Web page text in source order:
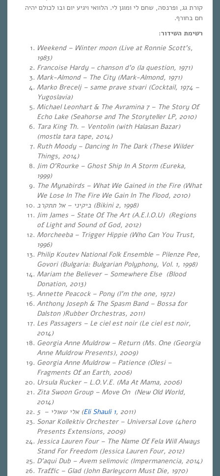
קורת גג, ופרנסה, שחם לי ומוגן לי. הלוואי ויגיע יום ובו לכולם יהיה
חם בחורף.
רשימת השידור:
Weekend – Winter moon (Live at Ronnie Scott’s,
1983)
Francoise Hardy – chanson d’o (la question, 1971)
Mark-Almond – The City (Mark-Almond, 1971)
Marko Brecelj – same prave stvari (Cocktail, 1974 –
Yugoslavia)
Michael Leonhart & The Avramina 7 – The Story Of
Echo Lake (Seahorse and The Storyteller LP, 2010)
Tara King Th. – Ventolin (with Halasan Bazar)
(mostla tara tape, 2014)
Ruth Moody – Dancing In The Dark (These Wilder
Things, 2014)
Jim O’Rourke – Ghost Ship In A Storm (Eureka,
1999)
The Mynabirds – What We Gained in the Fire (What
We Lose In The Fire We Gain In The Flood, 2010)
ביקיני – אל תתקרב (Bikini 2, 1998)
Jim James – State Of The Art (A.E.I.O.U) (Regions
of Light and Sound of God, 2012)
Morcheeba – Trigger Hippie (Who Can You Trust,
1996)
Philip Koutev National Folk Ensemble – Pilenze Pee,
Govori (Bulgaria: Bulgarian Polyphony, Vol. 1, 1998)
Mariam the Believer – Somewhere Else (Blood
Donation, 2013)
Annette Peacock – Pony (I’m the one, 1972)
Anthony Joseph & The Spasm Band – Bossa for
Dalston )Rubber Orchestras, 2011)
Les Passagers – Le ciel est noir (Le ciel est noir,
2014)
Georgia Anne Muldrow – Return (Ms. One (Georgia
Anne Muldrow Presents), 2009)
Georgia Anne Muldrow – Patience (Olesi –
Fragments Of an Earth, 2006)
Ursula Rucker – L.O.V.E. (Ma At Mama, 2006)
Zita Swoon Group – Move On (New Old World,
2014)
אלי שאולי– 5 (Eli Shauli 1, 2011)
Sonar Kollektiv Orchester – Universal Love (4hero
Presents Extensions, 2009)
Jessica Lauren Four – The Name Of Fela Will Always
Stand For Freedom (Jessica Lauren Four, 2012)
D’aqui Dub – Avem selimovic (Impermanencia, 2014)
Traffic – Glad (John Barleycorn Must Die, 1970)